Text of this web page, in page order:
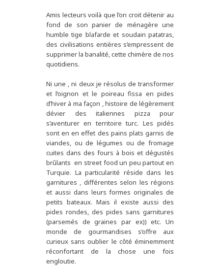
Amis lecteurs voilà que l’on croit détenir au
fond de son panier de ménagère une
humble tige blafarde et soudain patatras,
des civilisations entières s’empressent de
supprimer la banalité, cette chimère de nos
quotidiens.
Ni une , ni deux je résolus de transformer
et l’oignon et le poireau fissa en pides
d’hiver à ma façon , histoire de légèrement
dévier des italiennes pizza pour
s’aventurer en territoire turc. Les pidés
sont en en effet des pains plats garnis de
viandes, ou de légumes ou de fromage
cuites dans des fours à bois et dégustés
brûlants en street food un peu partout en
Turquie. La particularité réside dans les
garnitures , différentes selon les régions
et aussi dans leurs formes originales de
petits bateaux. Mais il existe aussi des
pides rondes, des pides sans garnitures
(parsemés de graines par ex)) etc. Un
monde de gourmandises s’offre aux
curieux sans oublier le côté éminemment
réconfortant de la chose une fois
engloutie.